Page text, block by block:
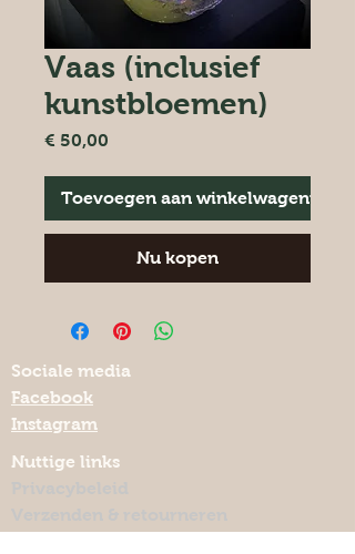
Vaas (inclusief
kunstbloemen)
€ 50,00
Toevoegen aan winkelwagentje
Nu kopen
Sociale media
Facebook
Instagram
Nuttige links